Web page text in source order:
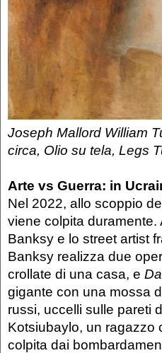
Joseph Mallord William
circa, Olio su tela, Legs
Arte vs Guerra: in
Nel 2022, allo scoppio
viene colpita duramente.
Banksy e lo street artist
Banksy realizza due
crollate di una casa, e
gigante con una mossa
russi, uccelli sulle pareti
Kotsiubaylo, un ragazzo
colpita dai